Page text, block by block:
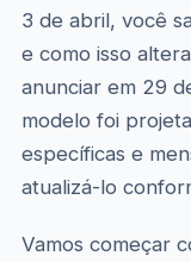
3 de abril, você
e como isso
anunciar em 29
modelo foi
específicas e
atualizá-lo
Vamos começar